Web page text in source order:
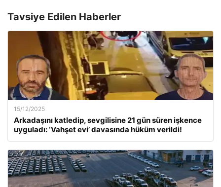
Tavsiye Edilen Haberler
15/12/2025
Arkadaşını katledip, sevgilisine 21 gün süren işkence
uyguladı: ‘Vahşet evi’ davasında hüküm verildi!